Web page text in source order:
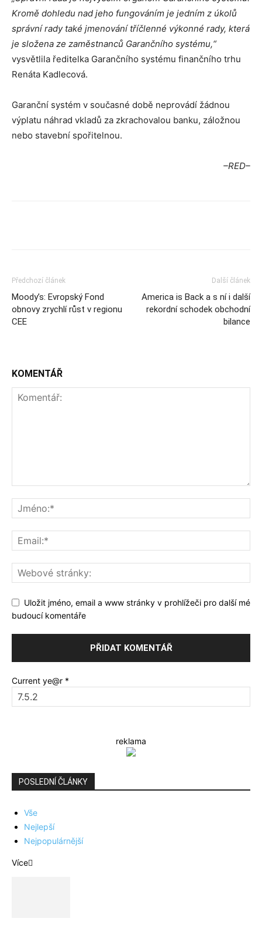
Kromě dohledu nad jeho fungováním je jedním z úkolů
správní rady také jmenování tříčlenné výkonné rady, která
je složena ze zaměstnanců Garančního systému,“
vysvětlila ředitelka Garančního systému finančního trhu
Renáta Kadlecová.
Garanční systém v současné době neprovádí žádnou
výplatu náhrad vkladů za zkrachovalou banku, záložnou
nebo stavební spořitelnou.
–RED–
Předchozí článek
Moody’s: Evropský Fond
obnovy zrychlí růst v regionu
CEE
Další článek
America is Back a s ní i další
rekordní schodek obchodní
bilance
KOMENTÁŘ
Uložit jméno, email a www stránky v prohlížeči pro další mé
budoucí komentáře
Current ye@r *
reklama
POSLEDNÍ ČLÁNKY
Vše
Nejlepší
Nejpopulárnější
Více